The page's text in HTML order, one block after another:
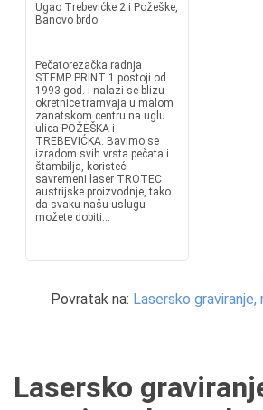
Ugao Trebevićke 2 i Požeške,
Banovo brdo
Pečatorezačka radnja
STEMP PRINT 1 postoji od
1993 god. i nalazi se blizu
okretnice tramvaja u malom
zanatskom centru na uglu
ulica POŽEŠKA i
TREBEVIĆKA. Bavimo se
izradom svih vrsta pečata i
štambilja, koristeći
savremeni laser TROTEC
austrijske proizvodnje, tako
da svaku našu uslugu
možete dobiti...
Povratak na: Lasersko
Lasersko